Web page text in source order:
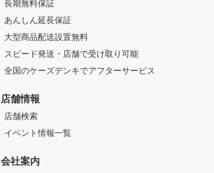
長期無料保証
あんしん延長保証
大型商品配送設置無料
スピード発送・店舗で受け取り可能
全国のケーズデンキでアフターサービス
店舗情報
店舗検索
イベント情報一覧
会社案内